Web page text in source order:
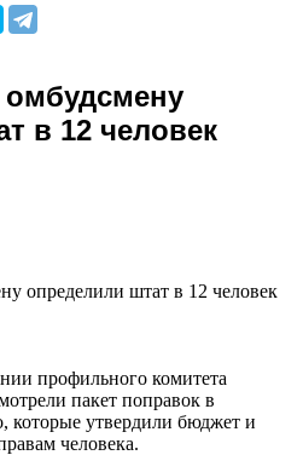
в 12 человек
определили штат в 12 человек
профильного комитета
пакет поправок в
которые утвердили бюджет и
человека.